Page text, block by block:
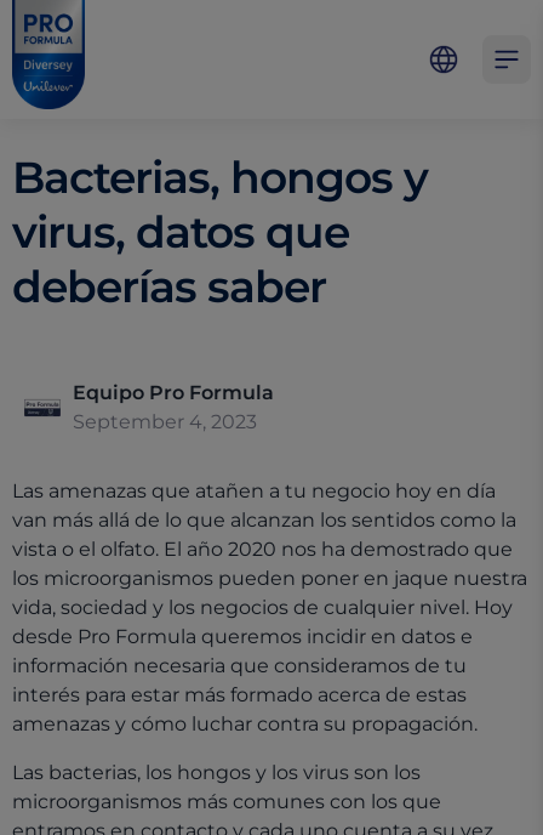
Skip to main content
Skip to navigation
Skip to footer
Pro Formula
Bacterias, hongos y
virus, datos que
deberías saber
Equipo Pro Formula
September 4, 2023
Las amenazas que atañen a tu negocio hoy en día
van más allá de lo que alcanzan los sentidos como la
vista o el olfato. El año 2020 nos ha demostrado que
los microorganismos pueden poner en jaque nuestra
vida, sociedad y los negocios de cualquier nivel. Hoy
desde Pro Formula queremos incidir en datos e
información necesaria que consideramos de tu
interés para estar más formado acerca de estas
amenazas y cómo luchar contra su propagación.
Las bacterias, los hongos y los virus son los
microorganismos más comunes con los que